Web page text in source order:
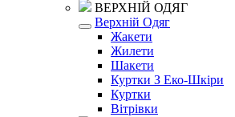
ВЕРХНІЙ ОДЯГ
Верхній Одяг
Жакети
Жилети
Шакети
Куртки З Еко-Шкіри
Куртки
Вітрівки